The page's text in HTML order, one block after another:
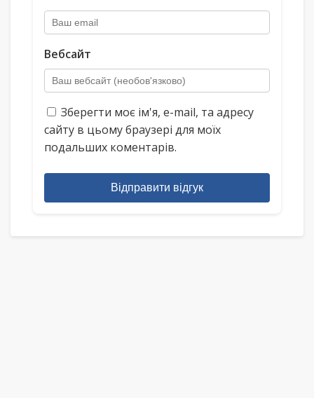
Вебсайт
Зберегти моє ім'я, e-mail, та адресу
сайту в цьому браузері для моїх
подальших коментарів.
Відправити відгук